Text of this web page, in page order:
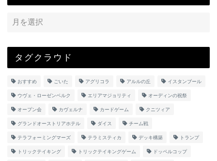
タグクラウド
おすすめ ごいた アグリコラ アルルの丘 イスタンブール
ウヴェ・ローゼンベルク エリアマジョリティ オーディンの祝祭
オープン会 カヴェルナ カードゲーム クニツィア
グランドオーストリアホテル ダイス チーム戦
テラフォーミングマーズ テラミスティカ デッキ構築 トランプ
トリックテイキング トリックテイキングゲーム ドッペルコップ